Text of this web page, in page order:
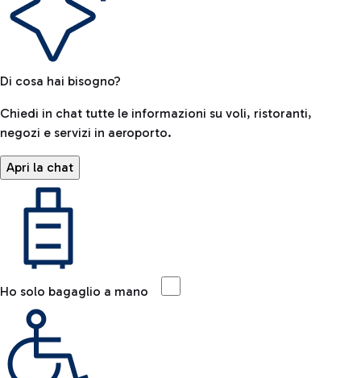
Di cosa hai bisogno?
Chiedi in chat tutte le informazioni su voli, ristoranti,
negozi e servizi in aeroporto.
Apri la chat
Ho solo bagaglio a mano